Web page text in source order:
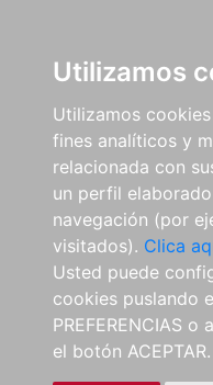
Utilizamos
Utilizamos
fines analíticos y
relacionada con
un perfil
navegación (por
visitados). Clica
Usted puede
cookies puslando
PREFERENCIAS
el botón ACEPTAR.